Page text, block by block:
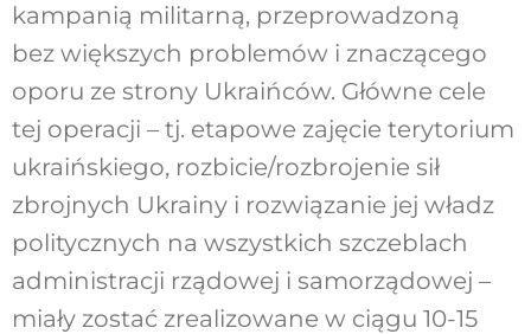
kampanią militarną, przeprowadzoną
bez większych problemów i znaczącego
oporu ze strony Ukraińców. Główne cele
tej operacji – tj. etapowe zajęcie terytorium
ukraińskiego, rozbicie/rozbrojenie sił
zbrojnych Ukrainy i rozwiązanie jej władz
politycznych na wszystkich szczeblach
administracji rządowej i samorządowej –
miały zostać zrealizowane w ciągu 10-15